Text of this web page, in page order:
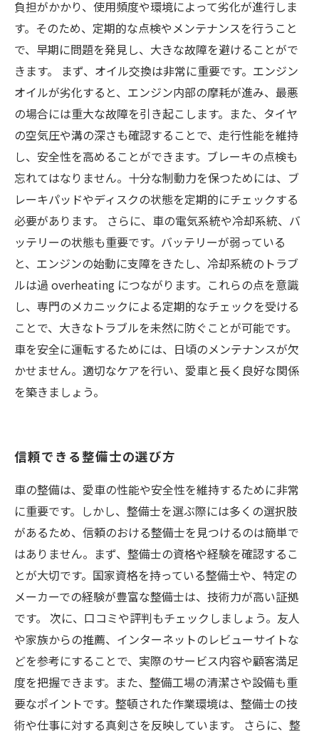
負担がかかり、使用頻度や環境によって劣化が進行しま
す。そのため、定期的な点検やメンテナンスを行うこと
で、早期に問題を発見し、大きな故障を避けることがで
きます。 まず、オイル交換は非常に重要です。エンジン
オイルが劣化すると、エンジン内部の摩耗が進み、最悪
の場合には重大な故障を引き起こします。また、タイヤ
の空気圧や溝の深さも確認することで、走行性能を維持
し、安全性を高めることができます。ブレーキの点検も
忘れてはなりません。十分な制動力を保つためには、ブ
レーキパッドやディスクの状態を定期的にチェックする
必要があります。 さらに、車の電気系統や冷却系統、バ
ッテリーの状態も重要です。バッテリーが弱っている
と、エンジンの始動に支障をきたし、冷却系統のトラブ
ルは過 overheating につながります。これらの点を意識
し、専門のメカニックによる定期的なチェックを受ける
ことで、大きなトラブルを未然に防ぐことが可能です。
車を安全に運転するためには、日頃のメンテナンスが欠
かせません。適切なケアを行い、愛車と長く良好な関係
を築きましょう。
信頼できる整備士の選び方
車の整備は、愛車の性能や安全性を維持するために非常
に重要です。しかし、整備士を選ぶ際には多くの選択肢
があるため、信頼のおける整備士を見つけるのは簡単で
はありません。まず、整備士の資格や経験を確認するこ
とが大切です。国家資格を持っている整備士や、特定の
メーカーでの経験が豊富な整備士は、技術力が高い証拠
です。 次に、口コミや評判もチェックしましょう。友人
や家族からの推薦、インターネットのレビューサイトな
どを参考にすることで、実際のサービス内容や顧客満足
度を把握できます。また、整備工場の清潔さや設備も重
要なポイントです。整頓された作業環境は、整備士の技
術や仕事に対する真剣さを反映しています。 さらに、整